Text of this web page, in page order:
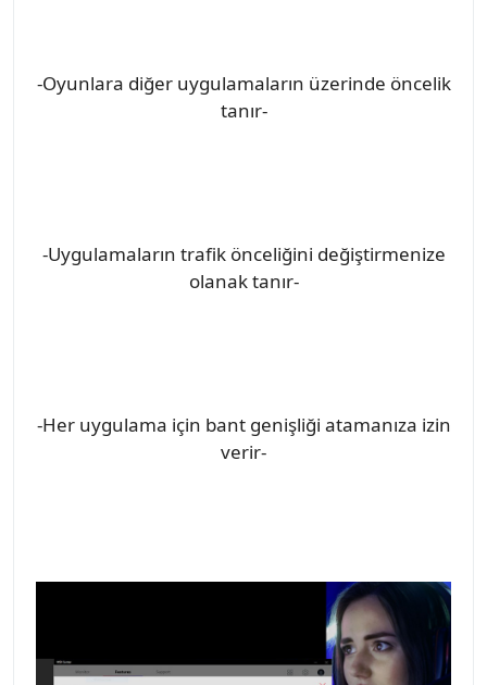
-Oyunlara diğer uygulamaların üzerinde öncelik
tanır-
-Uygulamaların trafik önceliğini değiştirmenize
olanak tanır-
-Her uygulama için bant genişliği atamanıza izin
verir-